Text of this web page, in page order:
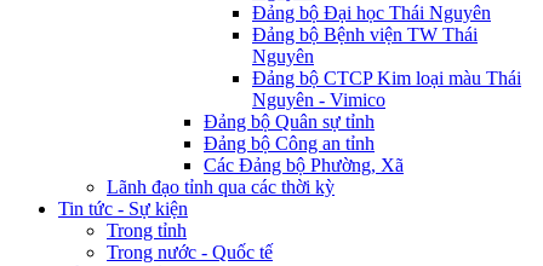
Đảng bộ Đại học Thái Nguyên
Đảng bộ Bệnh viện TW Thái
Nguyên
Đảng bộ CTCP Kim loại màu Thái
Nguyên - Vimico
Đảng bộ Quân sự tỉnh
Đảng bộ Công an tỉnh
Các Đảng bộ Phường, Xã
Lãnh đạo tỉnh qua các thời kỳ
Tin tức - Sự kiện
Trong tỉnh
Trong nước - Quốc tế